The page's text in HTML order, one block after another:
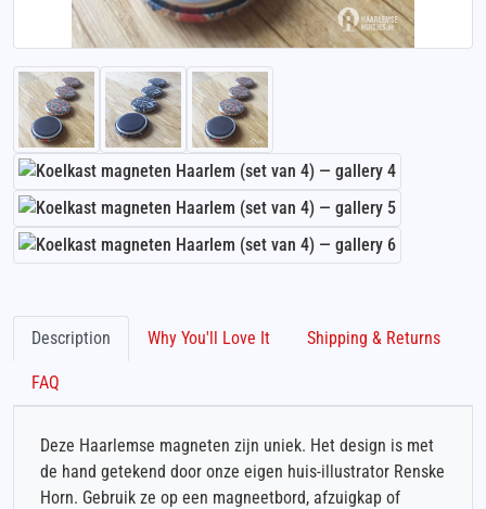
Description Why You'll Love It Shipping & Returns
FAQ
Deze Haarlemse magneten zijn uniek. Het design is met
de hand getekend door onze eigen huis-illustrator Renske
Horn. Gebruik ze op een magneetbord, afzuigkap of